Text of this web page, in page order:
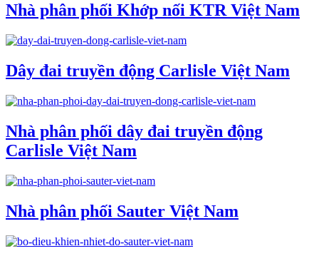
Nhà phân phối Khớp nối KTR Việt Nam
Dây đai truyền động Carlisle Việt Nam
Nhà phân phối dây đai truyền động
Carlisle Việt Nam
Nhà phân phối Sauter Việt Nam